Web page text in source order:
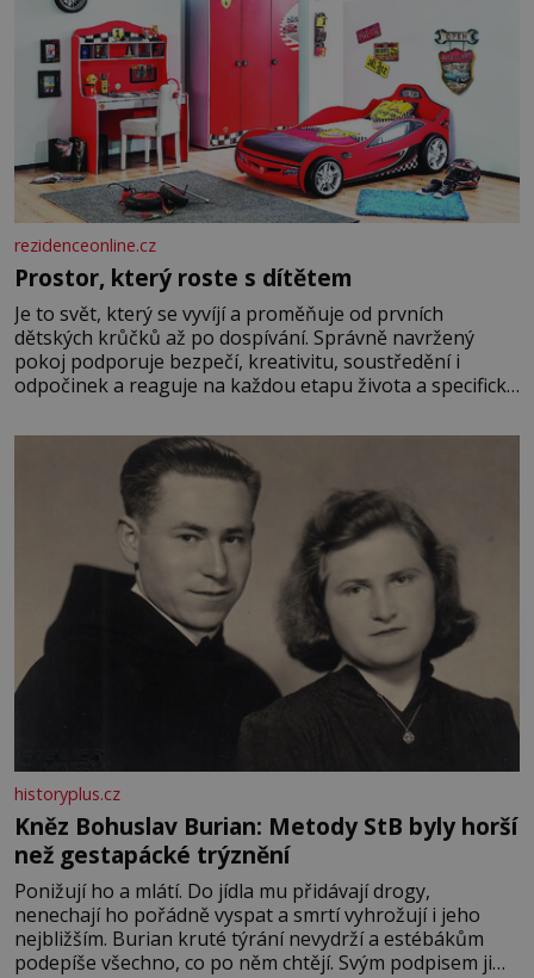
rezidenceonline.cz
Prostor, který roste s dítětem
Je to svět, který se vyvíjí a proměňuje od prvních
dětských krůčků až po dospívání. Správně navržený
pokoj podporuje bezpečí, kreativitu, soustředění i
odpočinek a reaguje na každou etapu života a specifické
měkkost a bezpečí, proto by pokoj miminka měl působit
především klidně a útulně. Předškolní věk je
historyplus.cz
Kněz Bohuslav Burian: Metody StB byly horší
než gestapácké trýznění
Ponižují ho a mlátí. Do jídla mu přidávají drogy,
nenechají ho pořádně vyspat a smrtí vyhrožují i jeho
nejbližším. Burian kruté týrání nevydrží a estébákům
podepíše všechno, co po něm chtějí. Svým podpisem jim